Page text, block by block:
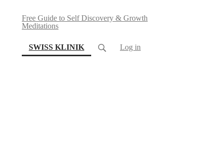
Free Guide to Self Discovery & Growth
Meditations
SWISS KLINIK(current) Log in